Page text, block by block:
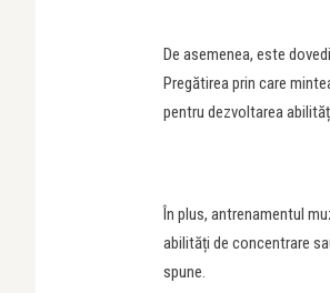
De asemenea, este
Pregătirea prin care
pentru dezvoltarea
În plus, antrenamentul
abilități de concentrare
spune.